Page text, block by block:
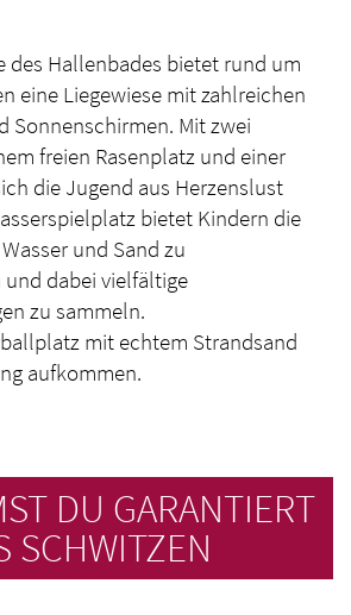
des Hallenbades bietet rund um
eine Liegewiese mit zahlreichen
Sonnenschirmen. Mit zwei
freien Rasenplatz und einer
die Jugend aus Herzenslust
bietet Kindern die
und Sand zu
dabei vielfältige
zu sammeln.
mit echtem Strandsand
aufkommen.
DU GARANTIERT
SCHWITZEN